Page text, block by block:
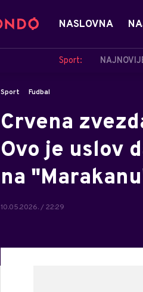
NASLOVNA
Sport:
Sport Fudbal
Crvena
Ovo je uslov
na
10.05.2026. / 22:29